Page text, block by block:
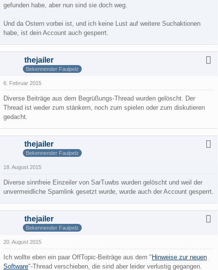
gefunden habe, aber nun sind sie doch weg.
Und da Ostern vorbei ist, und ich keine Lust auf weitere Suchaktionen
habe, ist dein Account auch gesperrt.
thejailer
Bekennender Faulpelz
6. Februar 2015
Diverse Beiträge aus dem Begrüßungs-Thread wurden gelöscht. Der
Thread ist weder zum stänkern, noch zum spielen oder zum diskutieren
gedacht.
thejailer
Bekennender Faulpelz
18. August 2015
Diverse sinnfreie Einzeiler von SarTuwbs wurden gelöscht und weil der
unvermeidliche Spamlink gesetzt wurde, wurde auch der Account gesperrt.
thejailer
Bekennender Faulpelz
20. August 2015
Ich wollte eben ein paar OffTopic-Beiträge aus dem " Hinweise zur neuen
Software"-Thread verschieben, die sind aber leider verlustig gegangen.